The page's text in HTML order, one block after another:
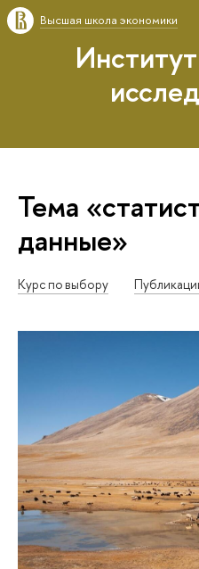
Высшая школа экономики
Тема
данные»
Курс по выбору